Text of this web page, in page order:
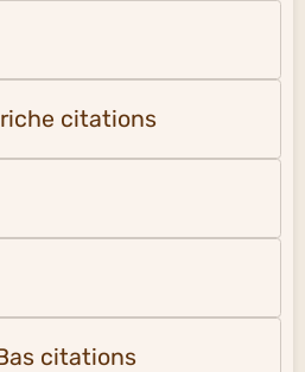
citations
citations